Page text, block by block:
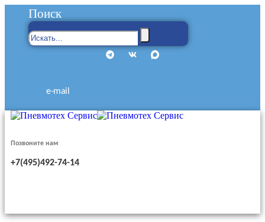
Поиск
e-mail
Позвоните нам
+7(495)492-74-14